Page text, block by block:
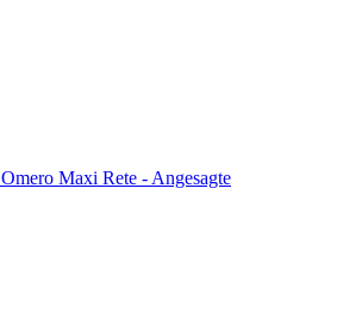
Omero Maxi Rete - Angesagte